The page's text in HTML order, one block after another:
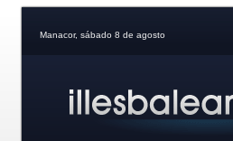
Manacor, sábado 8 de agosto